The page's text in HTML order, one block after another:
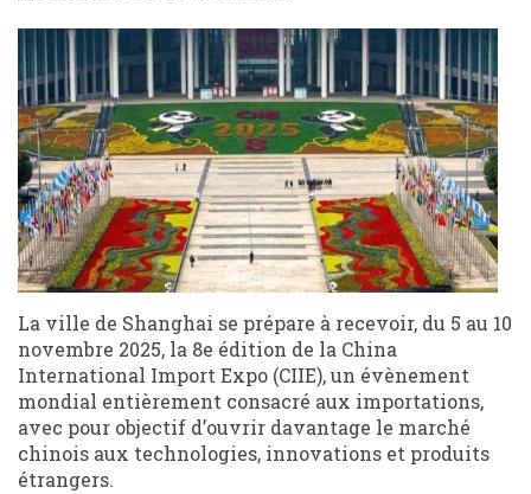
La ville de Shanghai se prépare à recevoir, du 5 au 10
novembre 2025, la 8e édition de la China
International Import Expo (CIIE), un évènement
mondial entièrement consacré aux importations,
avec pour objectif d’ouvrir davantage le marché
chinois aux technologies, innovations et produits
étrangers.